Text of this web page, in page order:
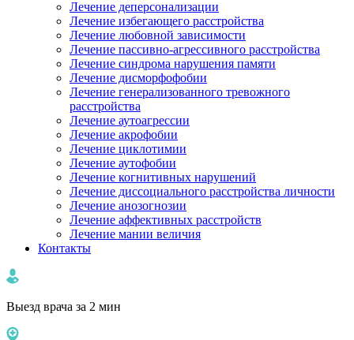
Лечение деперсонализации
Лечение избегающего расстройства
Лечение любовной зависимости
Лечение пассивно-агрессивного расстройства
Лечение синдрома нарушения памяти
Лечение дисморфофобии
Лечение генерализованного тревожного
расстройства
Лечение аутоагрессии
Лечение акрофобии
Лечение циклотимии
Лечение аутофобии
Лечение когнитивных нарушений
Лечение диссоциального расстройства личности
Лечение анозогнозии
Лечение аффективных расстройств
Лечение мании величия
Контакты
Выезд врача за 2 мин